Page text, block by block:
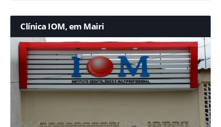
Clínica IOM, em Mairi